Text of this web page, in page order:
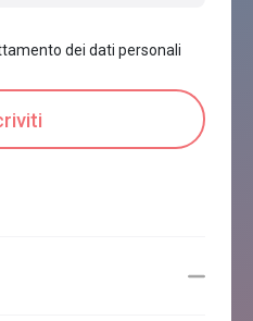
dei dati personali